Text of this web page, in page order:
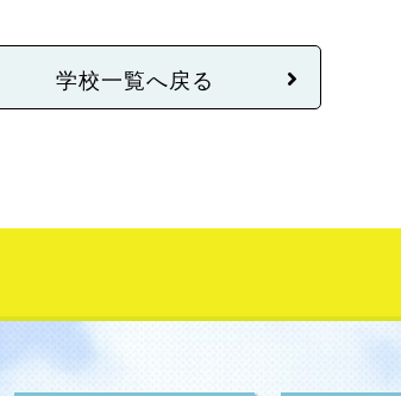
学校一覧へ戻る